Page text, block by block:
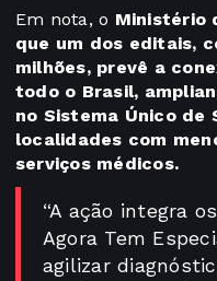
Em nota, o Ministério
que um dos editais,
milhões, prevê a
todo o Brasil,
no Sistema Único de
localidades com
serviços médicos.
“A ação integra
Agora Tem
agilizar